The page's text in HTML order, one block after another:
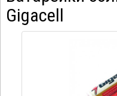
Gigacell